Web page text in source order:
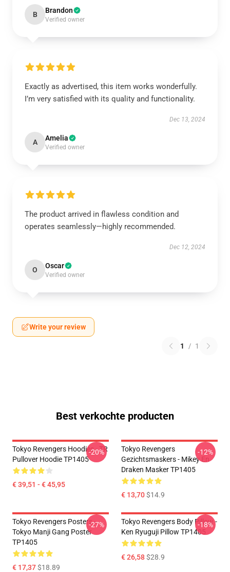
B Brandon
Verified owner
Exactly as advertised, this item works wonderfully.
I’m very satisfied with its quality and functionality.
Dec 13, 2024
A Amelia
Verified owner
The product arrived in flawless condition and
operates seamlessly—highly recommended.
Dec 12, 2024
O Oscar
Verified owner
Write your review
1 / 1
Best verkochte producten
Tokyo Revengers Hoodies - TR
Pullover Hoodie TP1405
€ 39,51 - € 45,95
-20%
Tokyo Revengers
Gezichtsmaskers - Mikey En
Draken Masker TP1405
€ 13,70$14.9
-12%
Tokyo Revengers Posters -
Tokyo Manji Gang Poster
TP1405
€ 17,37$18.89
-27%
Tokyo Revengers Body Pillow -
Ken Ryuguji Pillow TP1405
€ 26,58$28.9
-18%